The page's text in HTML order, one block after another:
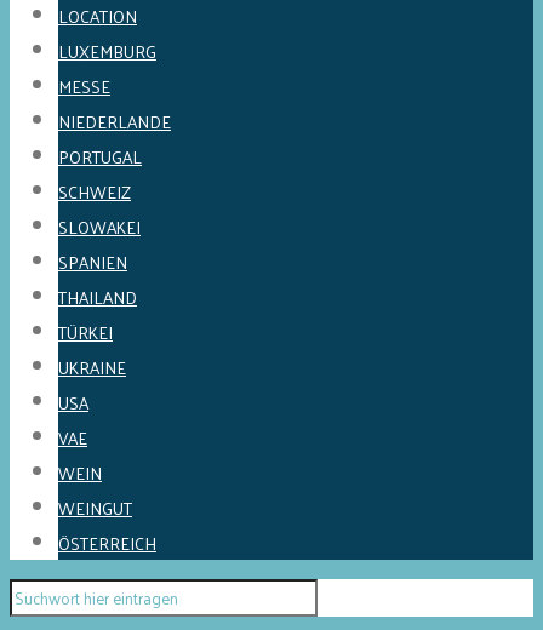
LOCATION
LUXEMBURG
MESSE
NIEDERLANDE
PORTUGAL
SCHWEIZ
SLOWAKEI
SPANIEN
THAILAND
TÜRKEI
UKRAINE
USA
VAE
WEIN
WEINGUT
ÖSTERREICH